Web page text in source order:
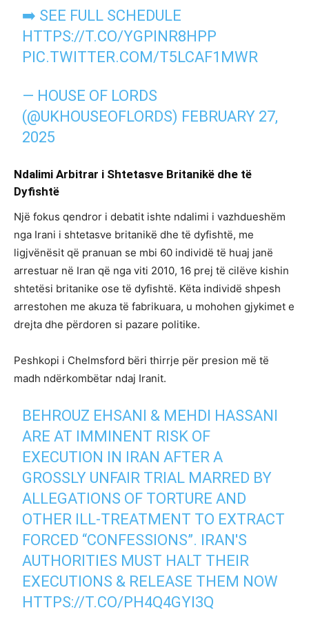
➡️ SEE FULL SCHEDULE
HTTPS://T.CO/YGPINR8HPP
PIC.TWITTER.COM/T5LCAF1MWR
— HOUSE OF LORDS
(@UKHOUSEOFLORDS) FEBRUARY 27,
2025
Ndalimi Arbitrar i Shtetasve Britanikë dhe të
Dyfishtë
Një fokus qendror i debatit ishte ndalimi i vazhdueshëm
nga Irani i shtetasve britanikë dhe të dyfishtë, me
ligjvënësit që pranuan se mbi 60 individë të huaj janë
arrestuar në Iran që nga viti 2010, 16 prej të cilëve kishin
shtetësi britanike ose të dyfishtë. Këta individë shpesh
arrestohen me akuza të fabrikuara, u mohohen gjykimet e
drejta dhe përdoren si pazare politike.
Peshkopi i Chelmsford bëri thirrje për presion më të
madh ndërkombëtar ndaj Iranit.
BEHROUZ EHSANI & MEHDI HASSANI
ARE AT IMMINENT RISK OF
EXECUTION IN IRAN AFTER A
GROSSLY UNFAIR TRIAL MARRED BY
ALLEGATIONS OF TORTURE AND
OTHER ILL-TREATMENT TO EXTRACT
FORCED “CONFESSIONS”. IRAN'S
AUTHORITIES MUST HALT THEIR
EXECUTIONS & RELEASE THEM NOW
HTTPS://T.CO/PH4Q4GYI3Q